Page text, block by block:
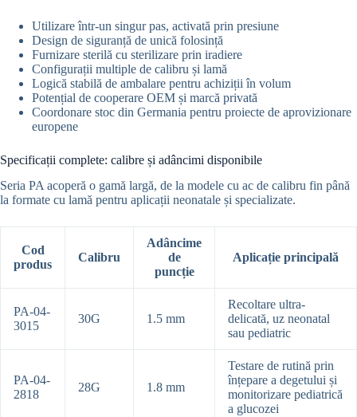
Utilizare într-un singur pas, activată prin presiune
Design de siguranță de unică folosință
Furnizare sterilă cu sterilizare prin iradiere
Configurații multiple de calibru și lamă
Logică stabilă de ambalare pentru achiziții în volum
Potențial de cooperare OEM și marcă privată
Coordonare stoc din Germania pentru proiecte de aprovizionare
europene
Specificații complete: calibre și adâncimi disponibile
Seria PA acoperă o gamă largă, de la modele cu ac de calibru fin până
la formate cu lamă pentru aplicații neonatale și specializate.
Cod
produs
Calibru
Adâncime
de
puncție
Aplicație principală
PA-04-
3015
30G 1.5 mm
Recoltare ultra-
delicată, uz neonatal
sau pediatric
PA-04-
2818
28G 1.8 mm
Testare de rutină prin
înțepare a degetului și
monitorizare pediatrică
a glucozei